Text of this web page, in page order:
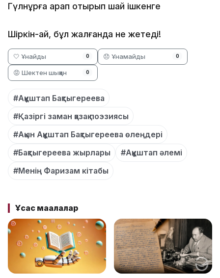
Гүлнұрға қарап отырып шай ішкенге
Шіркін-ай, бұл жалғанда не жетеді!
🤍 Ұнайды 0 😞 Ұнамайды 0
😡 Шектен шыққан 0
#Ақұштап Бақтыгереева
#Қазіргі заман қазақ поэзиясы
#Ақын Ақұштап Бақтыгереева өлеңдері
#Бақтыгереева жырлары
#Ақұштап әлемі
#Менің Фаризам кітабы
Ұқсас мақалалар